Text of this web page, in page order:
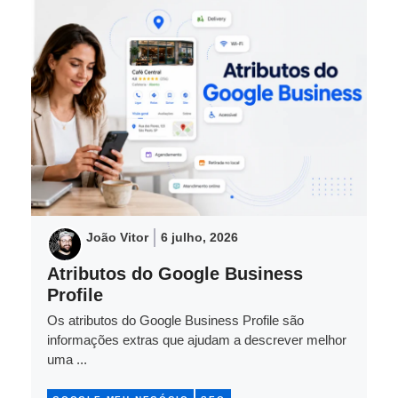
João Vitor 6 julho, 2026
Atributos do Google Business
Profile
Os atributos do Google Business Profile são
informações extras que ajudam a descrever melhor
uma ...